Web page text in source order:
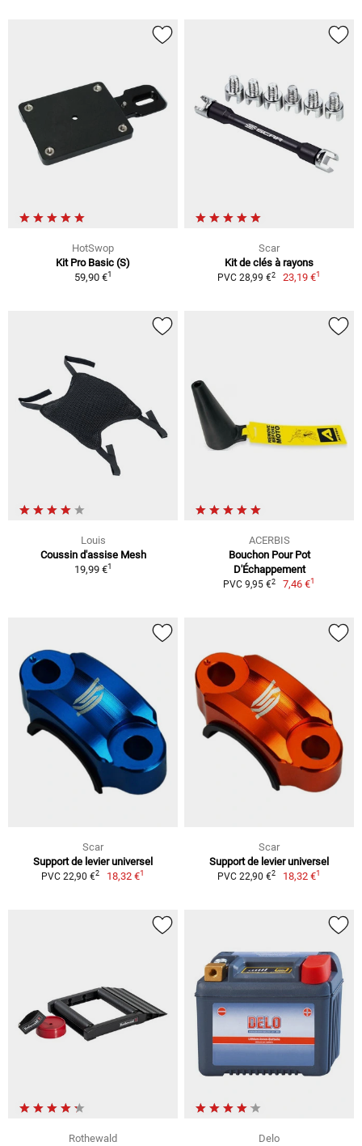
HotSwop
Kit Pro Basic (S)
59,90 €1
Scar
Kit de clés à rayons
PVC 28,99 €2 23,19 €1
Louis
Coussin d'assise Mesh
19,99 €1
ACERBIS
Bouchon Pour Pot
D'Échappement
PVC 9,95 €2 7,46 €1
Scar
Support de levier universel
PVC 22,90 €2 18,32 €1
Scar
Support de levier universel
PVC 22,90 €2 18,32 €1
Rothewald
Delo